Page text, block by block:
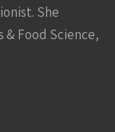
She
Food Science,